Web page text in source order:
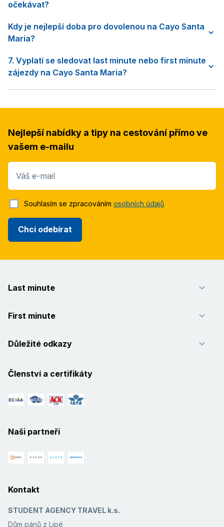
očekávat?
Kdy je nejlepší doba pro dovolenou na Cayo Santa
Maria?
7. Vyplatí se sledovat last minute nebo first minute
zájezdy na Cayo Santa Maria?
Nejlepší nabídky a tipy na cestování přímo ve
vašem e-mailu
Váš e-mail
Chci odebírat
Souhlasím se zpracováním osobních údajů
Last minute
First minute
Důležité odkazy
Členství a certifikáty
Naši partneři
Kontakt
STUDENT AGENCY TRAVEL k.s.
Dům pánů z Lipé